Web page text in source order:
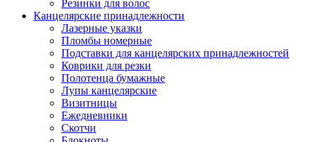
Резинки для волос
Канцелярские принадлежности
Лазерные указки
Пломбы номерные
Подставки для канцелярских принадлежностей
Коврики для резки
Полотенца бумажные
Лупы канцелярские
Визитницы
Ежедневники
Скотчи